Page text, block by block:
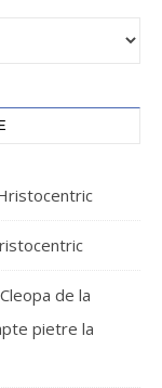
de la
pietre la